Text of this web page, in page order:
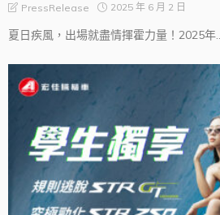
PressRelease 2025 年 6 月 2 日
夏日疾風，出場就盡情揮霍力量！2025年...